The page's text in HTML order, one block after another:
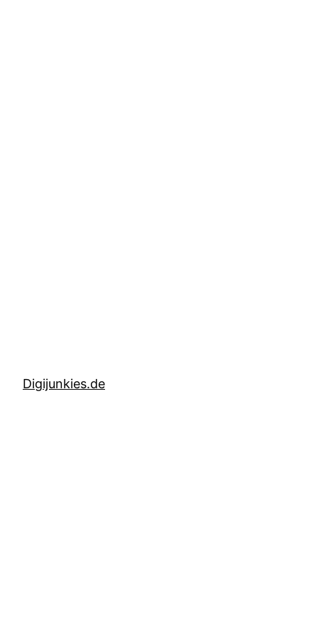
Digijunkies.de